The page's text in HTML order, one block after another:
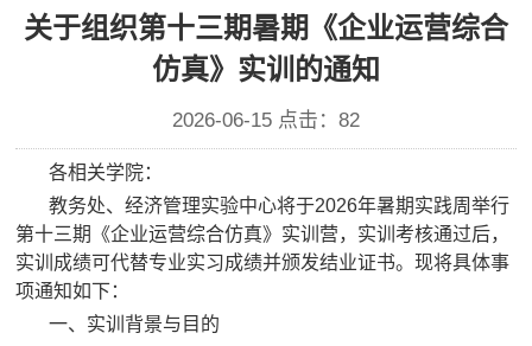
关于组织第十三期暑期《企业运营综合
仿真》实训的通知
2026-06-15 点击： 82
各相关学院：
教务处、经济管理实验中心将于2026年暑期实践周举行
第十三期《企业运营综合仿真》实训营，实训考核通过后，
实训成绩可代替专业实习成绩并颁发结业证书。现将具体事
项通知如下：
一、实训背景与目的